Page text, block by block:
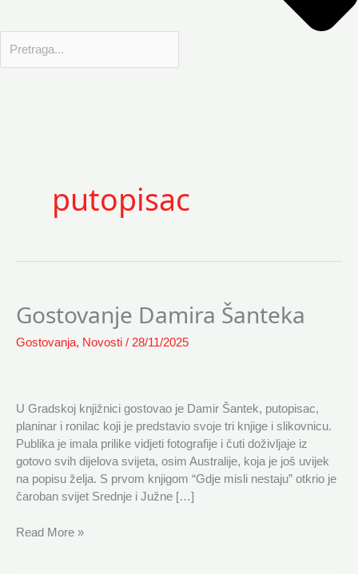
putopisac
Gostovanje Damira Šanteka
Gostovanja, Novosti / 28/11/2025
U Gradskoj knjižnici gostovao je Damir Šantek, putopisac,
planinar i ronilac koji je predstavio svoje tri knjige i slikovnicu.
Publika je imala prilike vidjeti fotografije i čuti doživljaje iz
gotovo svih dijelova svijeta, osim Australije, koja je još uvijek
na popisu želja. S prvom knjigom “Gdje misli nestaju” otkrio je
čaroban svijet Srednje i Južne […]
Gostovanje
Damira
Šanteka
Read More »